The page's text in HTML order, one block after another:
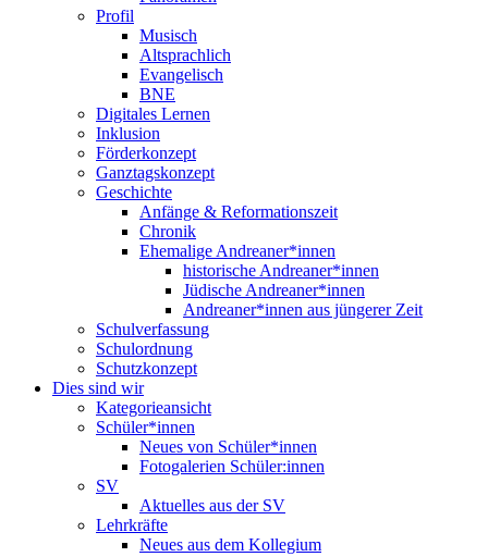
Profil
Musisch
Altsprachlich
Evangelisch
BNE
Digitales Lernen
Inklusion
Förderkonzept
Ganztagskonzept
Geschichte
Anfänge & Reformationszeit
Chronik
Ehemalige Andreaner*innen
historische Andreaner*innen
Jüdische Andreaner*innen
Andreaner*innen aus jüngerer Zeit
Schulverfassung
Schulordnung
Schutzkonzept
Dies sind wir
Kategorieansicht
Schüler*innen
Neues von Schüler*innen
Fotogalerien Schüler:innen
SV
Aktuelles aus der SV
Lehrkräfte
Neues aus dem Kollegium